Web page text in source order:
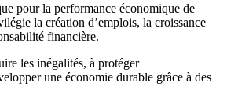
pour la performance économique de
la création d’emplois, la croissance
financière.
les inégalités, à protéger
une économie durable grâce à des